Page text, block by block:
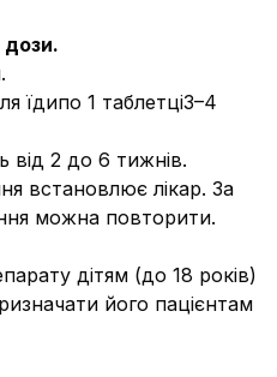
дози.
їдипо 1 таблетці3–4
від 2 до 6 тижнів.
встановлює лікар. За
можна повторити.
дітям (до 18 років)
його пацієнтам